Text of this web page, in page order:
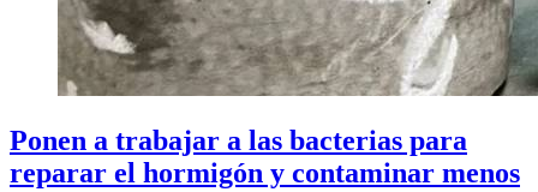
Ponen a trabajar a las bacterias para
reparar el hormigón y contaminar menos